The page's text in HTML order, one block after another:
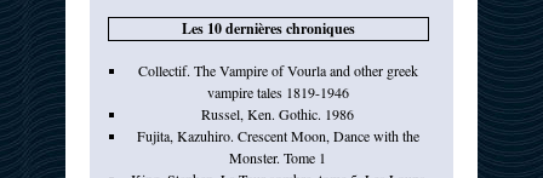
Les 10 dernières chroniques
Collectif. The Vampire of Vourla and other greek
vampire tales 1819-1946
Russel, Ken. Gothic. 1986
Fujita, Kazuhiro. Crescent Moon, Dance with the
Monster. Tome 1